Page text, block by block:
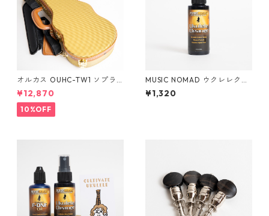
オルカス OUHC-TW1 ソプラ
ノウクレレ用ハードケース
¥12,870
10%OFF
MUSIC NOMAD ウクレレクリ
ーナー MN121
¥1,320